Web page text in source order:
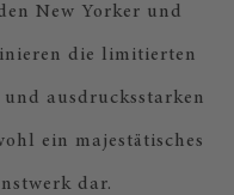
New Yorker und
die limitierten
ausdrucksstarken
ein majestätisches
dar.